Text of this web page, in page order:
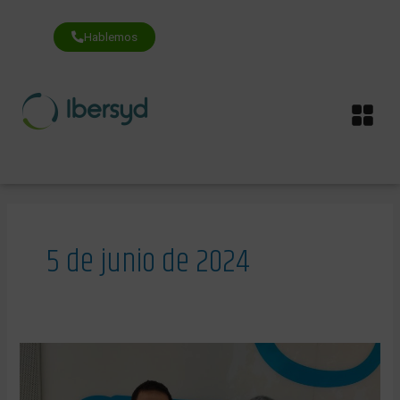
contenido
Hablemos
5 de junio de 2024
Aspanoa